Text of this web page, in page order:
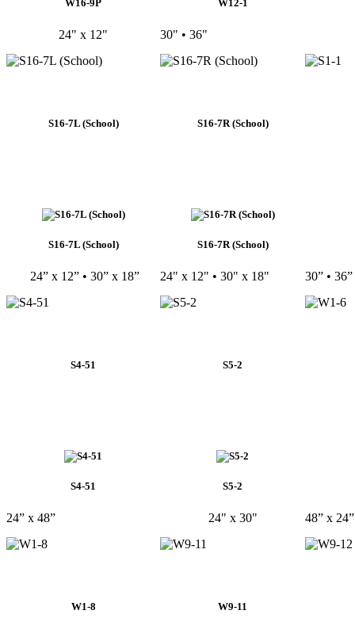
W16-9P
24" x 12"
W12-1
30" • 36"
S16-7L (School)
S16-7L (School)
24” x 12” • 30” x 18”
S16-7R (School)
S16-7R (School)
24" x 12" • 30" x 18" 30” • 36”
S4-51
S4-51
24” x 48”
S5-2
S5-2
24" x 30" 48” x 24”
W1-8 W9-11